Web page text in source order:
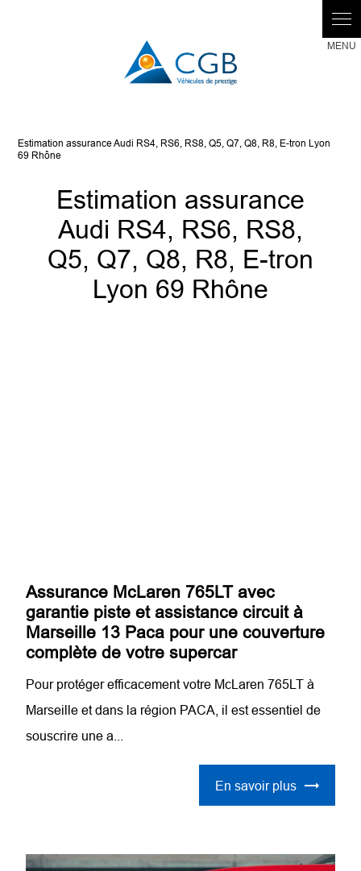
Estimation assurance Audi RS4, RS6, RS8, Q5, Q7, Q8, R8, E-tron Lyon
69 Rhône
Estimation assurance
Audi RS4, RS6, RS8,
Q5, Q7, Q8, R8, E-tron
Lyon 69 Rhône
Assurance McLaren 765LT avec
garantie piste et assistance circuit à
Marseille 13 Paca pour une couverture
complète de votre supercar
Pour protéger efficacement votre McLaren 765LT à
Marseille et dans la région PACA, il est essentiel de
souscrire une a...
En savoir plus